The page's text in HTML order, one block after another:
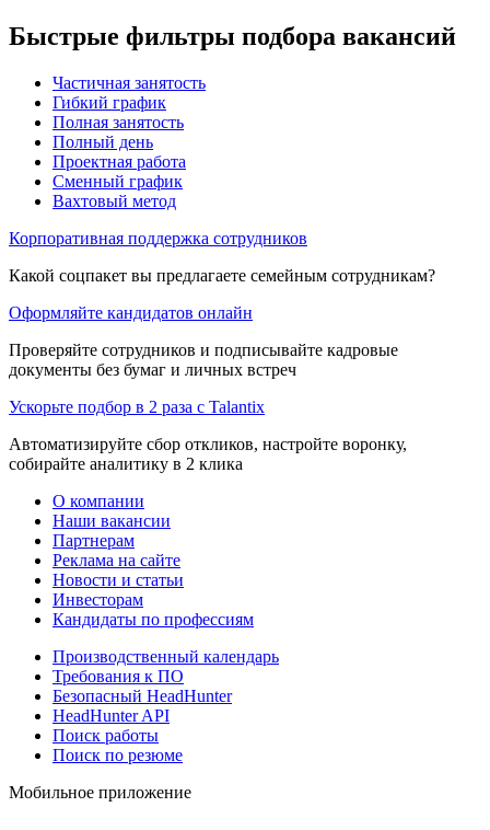
Быстрые фильтры подбора вакансий
Частичная занятость
Гибкий график
Полная занятость
Полный день
Проектная работа
Сменный график
Вахтовый метод
Корпоративная поддержка сотрудников
Какой соцпакет вы предлагаете семейным сотрудникам?
Оформляйте кандидатов онлайн
Проверяйте сотрудников и подписывайте кадровые
документы без бумаг и личных встреч
Ускорьте подбор в 2 раза с Talantix
Автоматизируйте сбор откликов, настройте воронку,
собирайте аналитику в 2 клика
О компании
Наши вакансии
Партнерам
Реклама на сайте
Новости и статьи
Инвесторам
Кандидаты по профессиям
Производственный календарь
Требования к ПО
Безопасный HeadHunter
HeadHunter API
Поиск работы
Поиск по резюме
Мобильное приложение